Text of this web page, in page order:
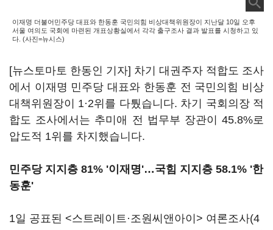
이재명 더불어민주당 대표와 한동훈 국민의힘 비상대책위원장이 지난달 10일 오후
서울 여의도 국회에 마련된 개표상황실에서 각각 출구조사 결과 발표를 시청하고 있
다. (사진=뉴시스)
[뉴스토마토 한동인 기자] 차기 대권주자 적합도 조사
에서 이재명 민주당 대표와 한동훈 전 국민의힘 비상
대책위원장이 1·2위를 다퉜습니다. 차기 국회의장 적
합도 조사에서는 추미애 전 법무부 장관이 45.8%로
압도적 1위를 차지했습니다.
민주당 지지층 81% '이재명'…국힘 지지층 58.1% '한
동훈'
1일 공표된 <스트레이트·조원씨앤아이> 여론조사(4